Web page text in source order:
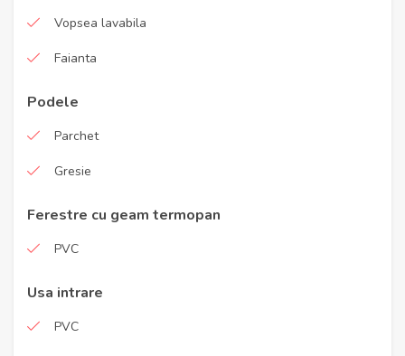
Vopsea lavabila
Faianta
Podele
Parchet
Gresie
Ferestre cu geam termopan
PVC
Usa intrare
PVC